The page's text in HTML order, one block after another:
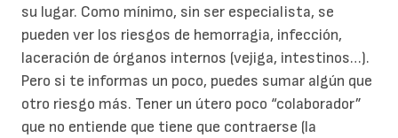
su lugar. Como mínimo, sin ser especialista, se
pueden ver los riesgos de hemorragia, infección,
laceración de órganos internos (vejiga, intestinos…).
Pero si te informas un poco, puedes sumar algún que
otro riesgo más. Tener un útero poco “colaborador”
que no entiende que tiene que contraerse (la